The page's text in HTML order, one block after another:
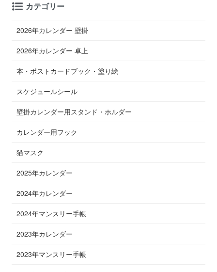
カテゴリー
2026年カレンダー 壁掛
2026年カレンダー 卓上
本・ポストカードブック・塗り絵
スケジュールシール
壁掛カレンダー用スタンド・ホルダー
カレンダー用フック
猫マスク
2025年カレンダー
2024年カレンダー
2024年マンスリー手帳
2023年カレンダー
2023年マンスリー手帳